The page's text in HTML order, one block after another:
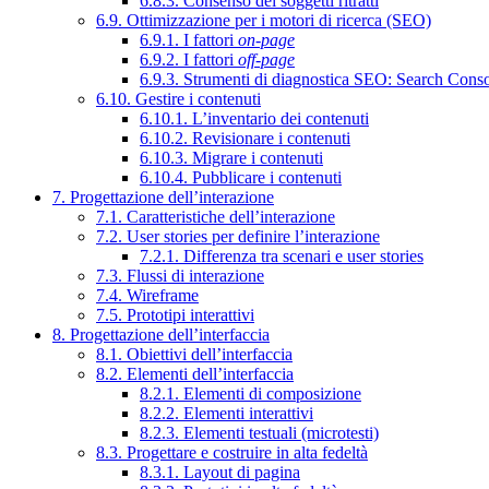
6.9. Ottimizzazione per i motori di ricerca (SEO)
6.9.1. I fattori on-page
6.9.2. I fattori off-page
6.9.3. Strumenti di diagnostica SEO: Search
6.10. Gestire i contenuti
6.10.1. L’inventario dei contenuti
6.10.2. Revisionare i contenuti
6.10.3. Migrare i contenuti
6.10.4. Pubblicare i contenuti
7. Progettazione dell’interazione
7.1. Caratteristiche dell’interazione
7.2. User stories per definire l’interazione
7.2.1. Differenza tra scenari e user stories
7.3. Flussi di interazione
7.4. Wireframe
7.5. Prototipi interattivi
8. Progettazione dell’interfaccia
8.1. Obiettivi dell’interfaccia
8.2. Elementi dell’interfaccia
8.2.1. Elementi di composizione
8.2.2. Elementi interattivi
8.2.3. Elementi testuali (microtesti)
8.3. Progettare e costruire in alta fedeltà
8.3.1. Layout di pagina